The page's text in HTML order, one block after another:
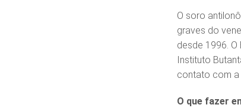
O soro
graves do
desde 1996.
Instituto
contato com a
O que fazer